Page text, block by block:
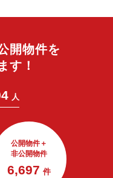
開物件を
す！
人
公開物件＋
非公開物件
6,697 件